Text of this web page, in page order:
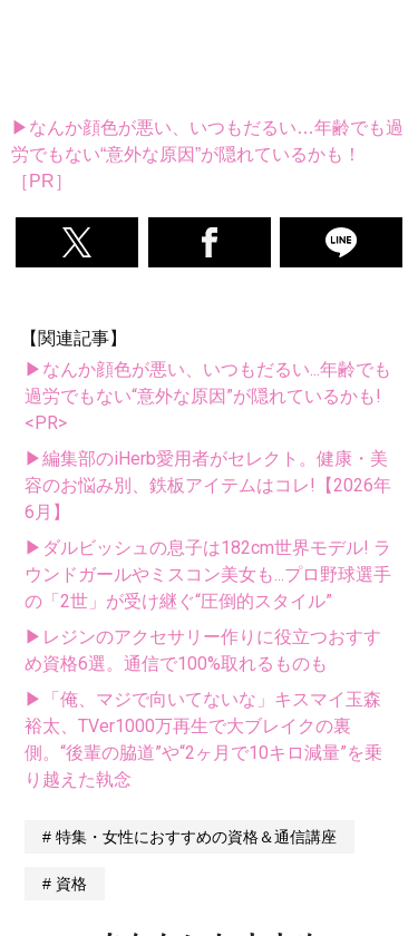
▶なんか顔色が悪い、いつもだるい…年齢でも過
労でもない“意外な原因”が隠れているかも！
［PR］
【関連記事】
▶なんか顔色が悪い、いつもだるい...年齢でも
過労でもない“意外な原因”が隠れているかも!
<PR>
▶編集部のiHerb愛用者がセレクト。健康・美
容のお悩み別、鉄板アイテムはコレ!【2026年
6月】
▶ダルビッシュの息子は182cm世界モデル! ラ
ウンドガールやミスコン美女も...プロ野球選手
の「2世」が受け継ぐ“圧倒的スタイル”
▶レジンのアクセサリー作りに役立つおすす
め資格6選。通信で100%取れるものも
▶「俺、マジで向いてないな」キスマイ玉森
裕太、TVer1000万再生で大ブレイクの裏
側。“後輩の脇道”や“2ヶ月で10キロ減量”を乗
り越えた執念
特集・女性におすすめの資格＆通信講座
資格